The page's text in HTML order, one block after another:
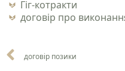
Гіг-котракти
договір про
договір позики